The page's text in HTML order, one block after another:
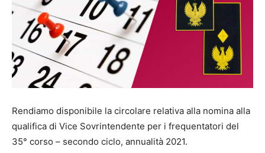
Rendiamo disponibile la circolare relativa alla nomina alla
qualifica di Vice Sovrintendente per i frequentatori del
35° corso – secondo ciclo, annualità 2021.